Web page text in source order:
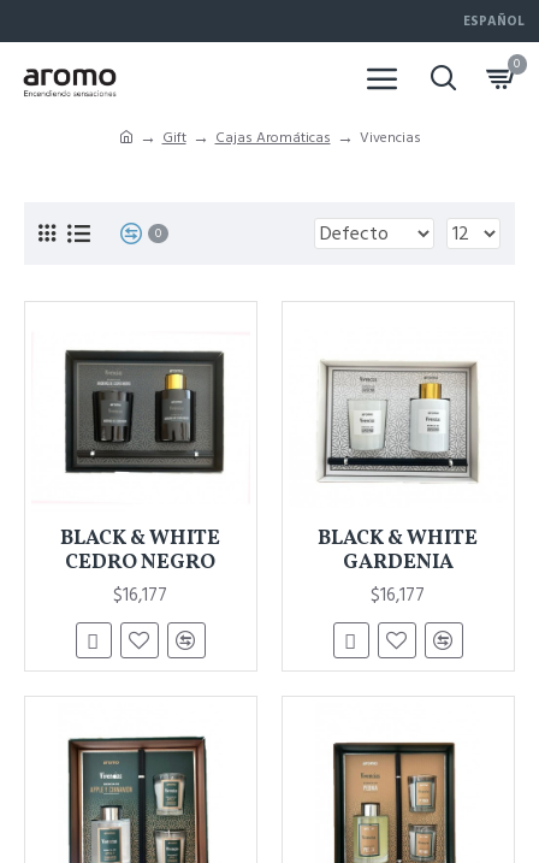
ESPAÑOL
0
Gift Cajas Aromáticas Vivencias
0
BLACK & WHITE
CEDRO NEGRO
$16,177
BLACK & WHITE
GARDENIA
$16,177